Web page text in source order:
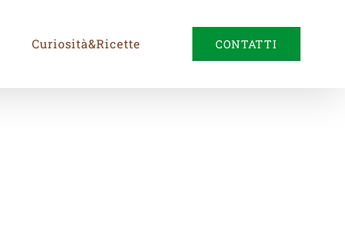
Curiosità&Ricette CONTATTI